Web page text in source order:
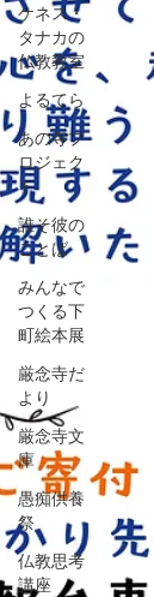
ケネス・
タナカの
仏教教室
よるてら
あの寺プ
ロジェク
ト
誰そ彼の
ことば
みんなで
つくる下
町絵本展
厳念寺だ
より
厳念寺文
庫
愚痴供養
祭
仏教思考
講座